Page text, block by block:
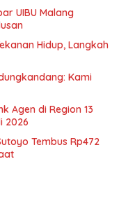
UIBU Malang
Hidup, Langkah
Kami
Agen di Region 13
2026
Tembus Rp472